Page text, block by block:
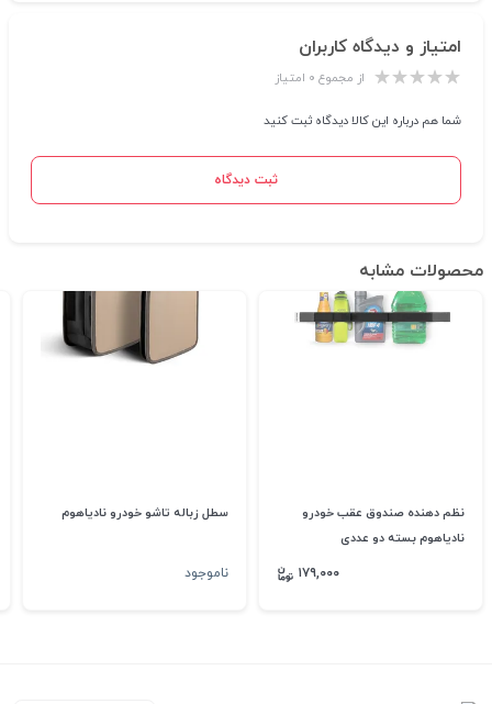
امتیاز و دیدگاه کاربران
از مجموع ۰ امتیاز
شما هم درباره این کالا دیدگاه ثبت کنید
ثبت دیدگاه
محصولات مشابه
نظم دهنده صندوق عقب خودرو
نادیاهوم بسته دو عددی
۱۷۹,۰۰۰
سطل زباله تاشو خودرو نادیاهوم
ناموجود